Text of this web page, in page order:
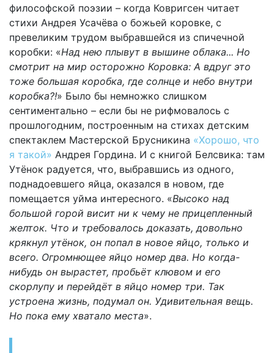
философской поэзии – когда Ковригсен читает
стихи Андрея Усачёва о божьей коровке, с
превеликим трудом выбравшейся из спичечной
коробки: «Над нею плывут в вышине облака... Но
смотрит на мир осторожно Коровка: А вдруг это
тоже большая коробка, где солнце и небо внутри
коробка?!» Было бы немножко слишком
сентиментально – если бы не рифмовалось с
прошлогодним, построенным на стихах детским
спектаклем Мастерской Брусникина «Хорошо, что
я такой» Андрея Гордина. И с книгой Белсвика: там
Утёнок радуется, что, выбравшись из одного,
поднадоевшего яйца, оказался в новом, где
помещается уйма интересного. «Высоко над
большой горой висит ни к чему не прицепленный
желток. Что и требовалось доказать, довольно
крякнул утёнок, он попал в новое яйцо, только и
всего. Огромнющее яйцо номер два. Но когда-
нибудь он вырастет, пробьёт клювом и его
скорлупу и перейдёт в яйцо номер три. Так
устроена жизнь, подумал он. Удивительная вещь.
Но пока ему хватало места».